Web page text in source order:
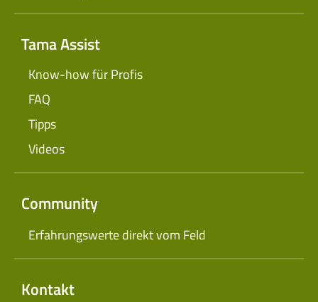
Tama Assist
Know-how für Profis
FAQ
Tipps
Videos
Community
Erfahrungswerte direkt vom Feld
Kontakt